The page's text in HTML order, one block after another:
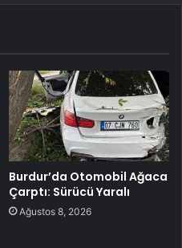
Burdur’da Otomobil Ağaca
Çarptı: Sürücü Yaralı
Ağustos 8, 2026